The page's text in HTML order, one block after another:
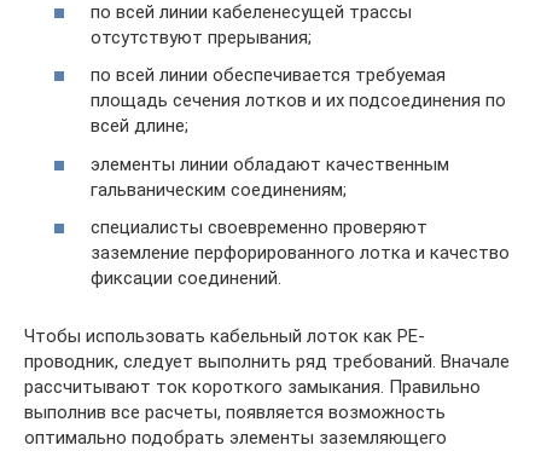
по всей линии кабеленесущей трассы
отсутствуют прерывания;
по всей линии обеспечивается требуемая
площадь сечения лотков и их подсоединения по
всей длине;
элементы линии обладают качественным
гальваническим соединениям;
специалисты своевременно проверяют
заземление перфорированного лотка и качество
фиксации соединений.
Чтобы использовать кабельный лоток как PE-
проводник, следует выполнить ряд требований. Вначале
рассчитывают ток короткого замыкания. Правильно
выполнив все расчеты, появляется возможность
оптимально подобрать элементы заземляющего